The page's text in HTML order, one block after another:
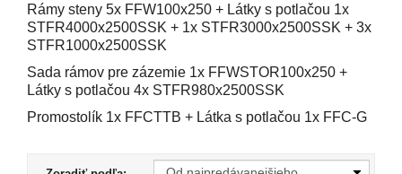
Rámy steny 5x FFW100x250 + Látky s potlačou 1x
STFR4000x2500SSK + 1x STFR3000x2500SSK + 3x
STFR1000x2500SSK
Sada rámov pre zázemie 1x FFWSTOR100x250 +
Látky s potlačou 4x STFR980x2500SSK
Promostolík 1x FFCTTB + Látka s potlačou 1x FFC-G